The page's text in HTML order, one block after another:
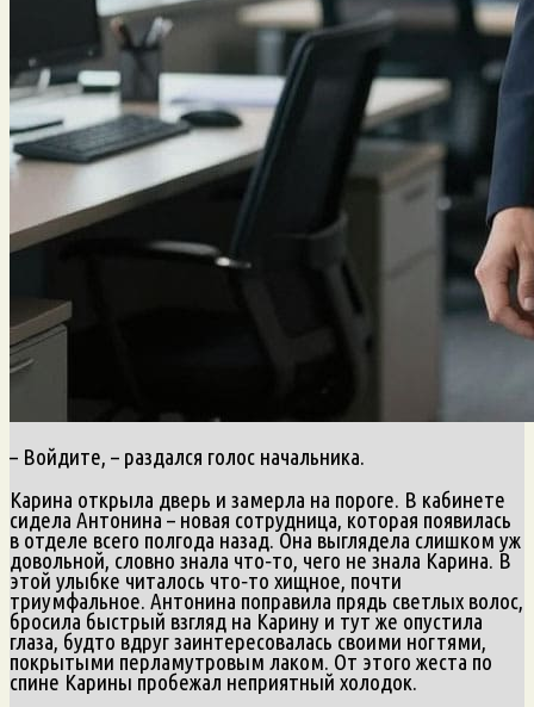
– Войдите, – раздался голос начальника.
Карина открыла дверь и замерла на пороге. В кабинете
сидела Антонина – новая сотрудница, которая появилась
в отделе всего полгода назад. Она выглядела слишком уж
довольной, словно знала что‑то, чего не знала Карина. В
этой улыбке читалось что‑то хищное, почти
триумфальное. Антонина поправила прядь светлых волос,
бросила быстрый взгляд на Карину и тут же опустила
глаза, будто вдруг заинтересовалась своими ногтями,
покрытыми перламутровым лаком. От этого жеста по
спине Карины пробежал неприятный холодок.